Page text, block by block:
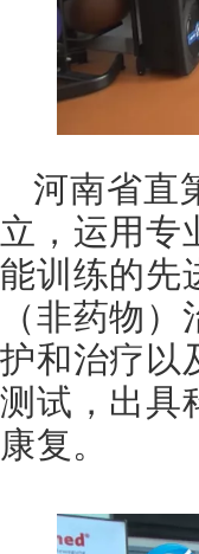
河南省直
立，运用专
能训练的先
（非药物
护和治疗以
测试，出具
康复。